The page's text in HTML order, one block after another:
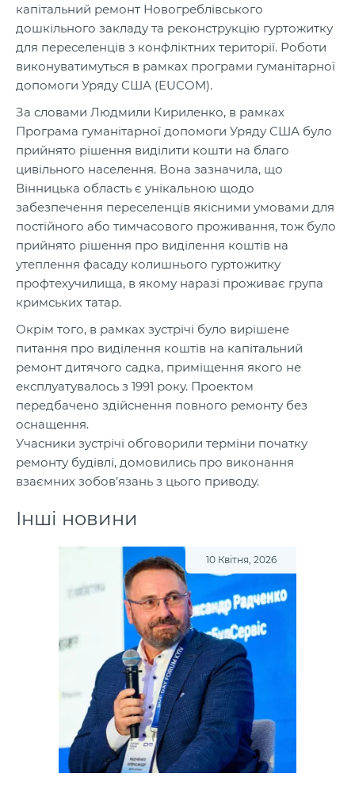
капітальний ремонт Новогреблівського
дошкільного закладу та реконструкцію гуртожитку
для переселенців з конфліктних території. Роботи
виконуватимуться в рамках програми гуманітарної
допомоги Уряду США (EUCOM).
За словами Людмили Кириленко, в рамках
Програма гуманітарної допомоги Уряду США було
прийнято рішення виділити кошти на благо
цивільного населення. Вона зазначила, що
Вінницька область є унікальною щодо
забезпечення переселенців якісними умовами для
постійного або тимчасового проживання, тож було
прийнято рішення про виділення коштів на
утеплення фасаду колишнього гуртожитку
профтехучилища, в якому наразі проживає група
кримських татар.
Окрім того, в рамках зустрічі було вирішене
питання про виділення коштів на капітальний
ремонт дитячого садка, приміщення якого не
експлуатувалось з 1991 року. Проектом
передбачено здійснення повного ремонту без
оснащення.
Учасники зустрічі обговорили терміни початку
ремонту будівлі, домовились про виконання
взаємних зобов’язань з цього приводу.
Інші новини
10 Квітня, 2026